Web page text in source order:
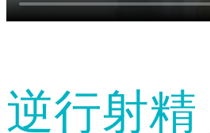
逆行射精